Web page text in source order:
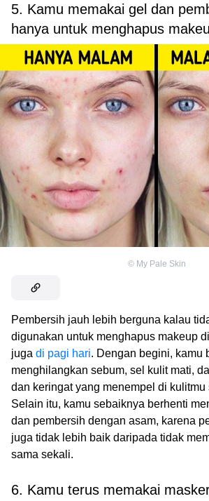
5. Kamu memakai gel dan
hanya untuk menghapus
© My Pale Skin
Pembersih jauh lebih berguna kalau
digunakan untuk menghapus makeup di
juga di pagi hari. Dengan begini, kamu
menghilangkan sebum, sel kulit mati,
dan keringat yang menempel di kulitmu
Selain itu, kamu sebaiknya berhenti
dan pembersih dengan asam, karena
juga tidak lebih baik daripada tidak
sama sekali.
6. Kamu terus memakai